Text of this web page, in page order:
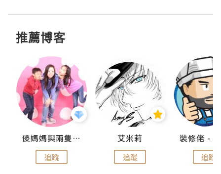
推薦博客
儍媽媽與兩隻小魔怪之家
追蹤
艾米莉
追蹤 追蹤